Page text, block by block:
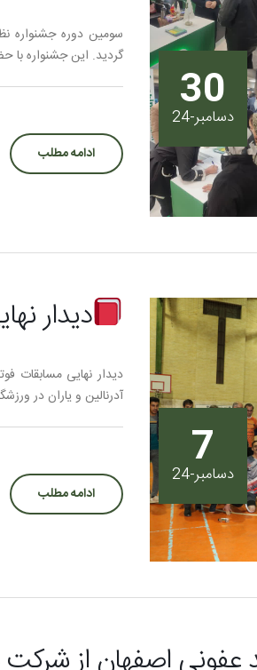
30
دسامبر-24
سومین دوره جشنواره
گردید. این جشنواره با
ادامه مطلب
7
دسامبر-24
دیدار
دیدار نهایی مسابقات
آدرنالین و یاران در
ادامه مطلب